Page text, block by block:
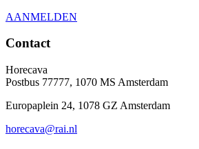
AANMELDEN
Contact
Horecava
Postbus 77777, 1070 MS Amsterdam
Europaplein 24, 1078 GZ Amsterdam
horecava@rai.nl